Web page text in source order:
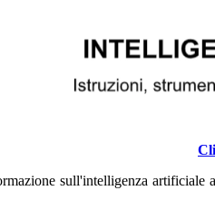
sull'intelligenza artificiale